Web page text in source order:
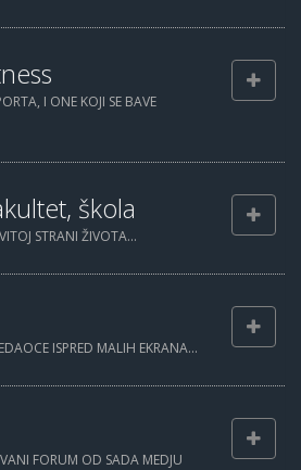
I ONE KOJI SE BAVE
škola
STRANI ŽIVOTA...
ISPRED MALIH EKRANA...
FORUM OD SADA MEDJU